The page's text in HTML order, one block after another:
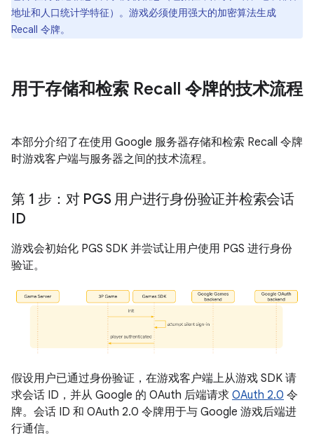
地址和人口统计学特征）。游戏必须使用强大的加密算法生成
Recall 令牌。
用于存储和检索 Recall 令牌的技术流程
本部分介绍了在使用 Google 服务器存储和检索 Recall 令牌
时游戏客户端与服务器之间的技术流程。
第 1 步：对 PGS 用户进行身份验证并检索会话
ID
游戏会初始化 PGS SDK 并尝试让用户使用 PGS 进行身份
验证。
假设用户已通过身份验证，在游戏客户端上从游戏 SDK 请
求会话 ID，并从 Google 的 OAuth 后端请求 OAuth 2.0 令
牌。会话 ID 和 OAuth 2.0 令牌用于与 Google 游戏后端进
行通信。